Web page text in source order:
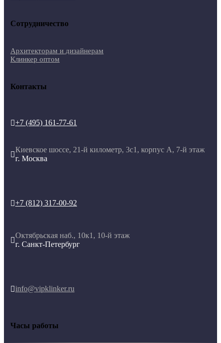
Сотрудничество
Архитекторам и дизайнерам
Клинкер оптом
Контакты
+7 (495) 161-77-61

Киевское шоссе, 21-й километр, 3с1, корпус А, 7-й этаж
г. Москва
+7 (812) 317-00-92

Октябрьская наб., 10к1, 10-й этаж
г. Санкт-Петербург
info@vipklinker.ru
Часы работы